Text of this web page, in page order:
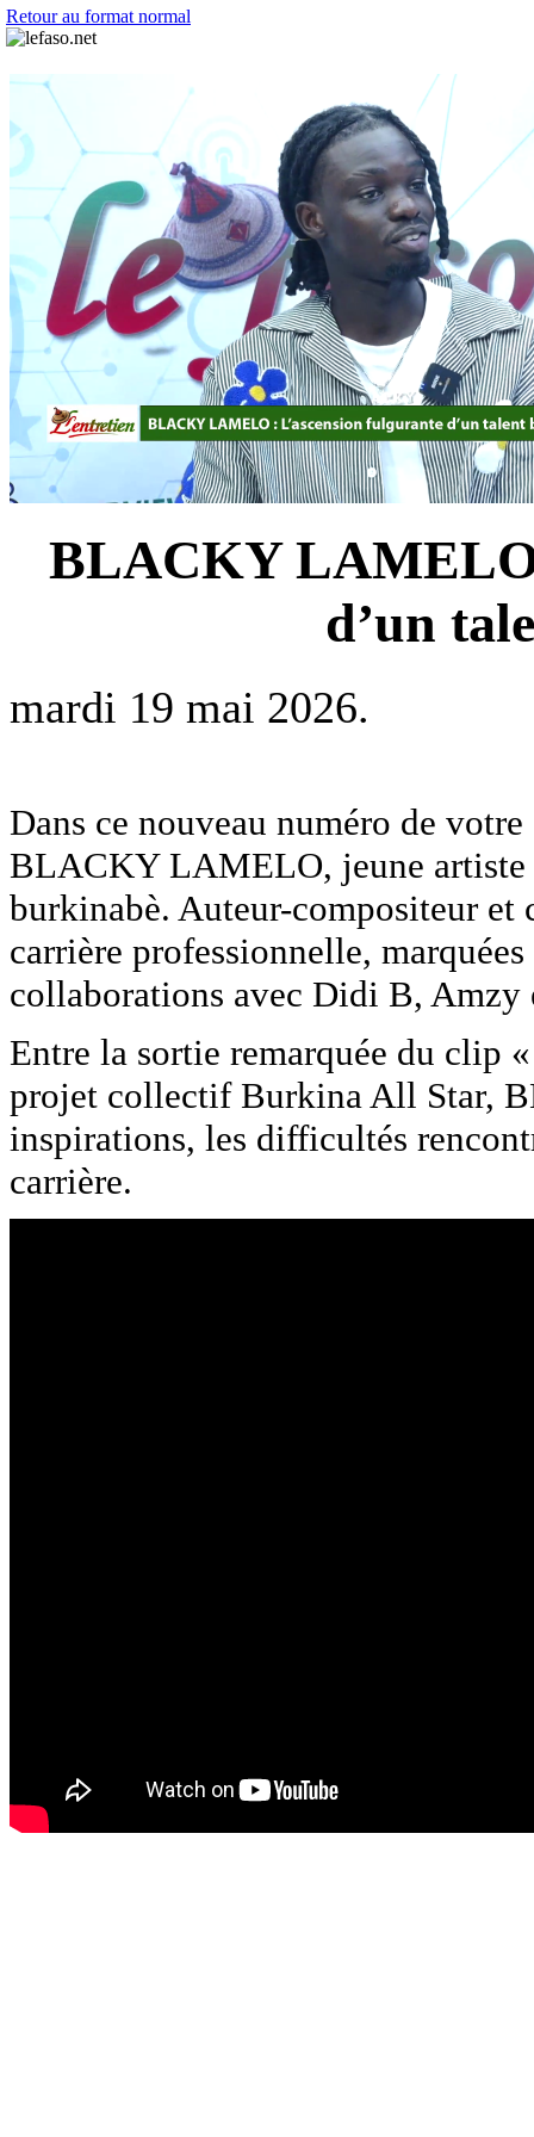
Retour au format normal
BLACKY LAMELO
d’un
mardi 19 mai 2026.
Dans ce nouveau numéro de
BLACKY LAMELO, jeune artiste
burkinabè. Auteur-compositeur et
carrière professionnelle,
collaborations avec Didi B, Amzy
Entre la sortie remarquée du clip
projet collectif Burkina All Star,
inspirations, les difficultés
carrière.